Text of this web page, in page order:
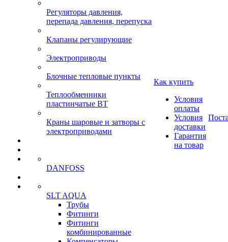
Регуляторы давления,
перепада давления, перепуска
Клапаны регулирующие
Электроприводы
Блочные тепловые пункты
Теплообменники
пластинчатые ВТ
Краны шаровые и затворы с
электроприводами
DANFOSS
SLT AQUA
Трубы
Фитинги
Фитинги
комбинированные
Как купить
Условия
оплаты
Условия
доставки
Гарантия
на товар